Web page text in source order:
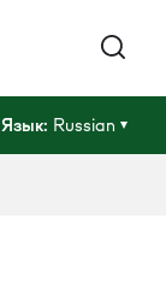
Язык: Russian